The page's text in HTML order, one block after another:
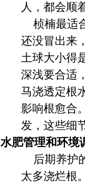
人，都会顺
桢楠最适
还没冒出来
土球大小得
深浅要合适
马浇透定根
影响根愈合
发，这些细
水肥管理和环境
后期养护
太多浇烂根